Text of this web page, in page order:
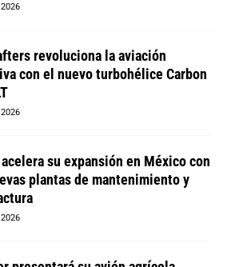
revoluciona la aviación
con el nuevo turbohélice Carbon
su expansión en México con
plantas de mantenimiento y